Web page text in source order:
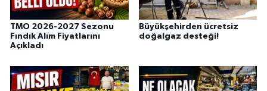
TMO 2026-2027 Sezonu
Fındık Alım Fiyatlarını
Açıkladı
Büyükşehirden ücretsiz
doğalgaz desteği!